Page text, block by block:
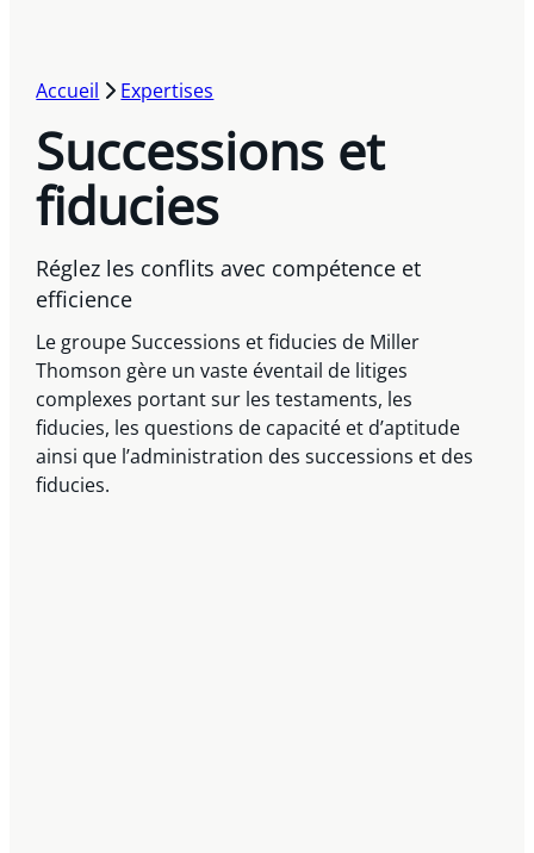
Accueil Expertises
Successions et
fiducies
Réglez les conflits avec compétence et
efficience
Le groupe Successions et fiducies de Miller
Thomson gère un vaste éventail de litiges
complexes portant sur les testaments, les
fiducies, les questions de capacité et d’aptitude
ainsi que l’administration des successions et des
fiducies.